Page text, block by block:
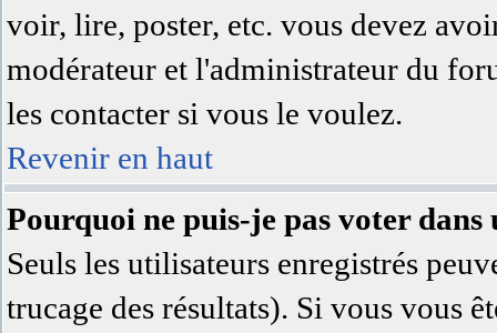
voir, lire, poster, etc. vous devez
modérateur et l'administrateur du
les contacter si vous le voulez.
Revenir en haut
Pourquoi ne puis-je pas voter dans
Seuls les utilisateurs enregistrés
trucage des résultats). Si vous vous